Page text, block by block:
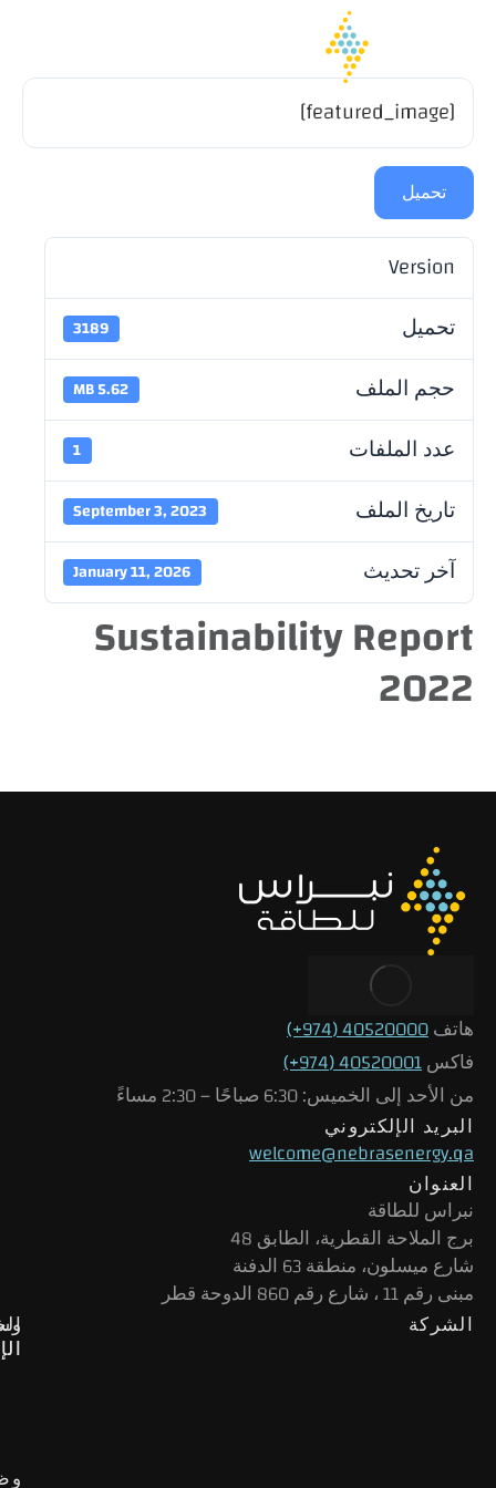
[featured_image]
تحميل
Version
تحميل
3189
حجم الملف 5.62 MB
عدد الملفات 1
تاريخ الملف September 3, 2023
آخر تحديث January 11, 2026
Sustainability Report
2022
هاتف40520000 (974+)
فاكس40520001 (974+)
من الأحد إلى الخميس: 6:30 صباحًا – 2:30 مساءً
البريد الإلكتروني
welcome@nebrasenergy.qa
العنوان
نبراس للطاقة
برج الملاحة القطرية، الطابق 48
شارع ميسلون، منطقة 63 الدفنة
مبنى رقم 11 ، شارع رقم 860 الدوحة قطر
الشركة